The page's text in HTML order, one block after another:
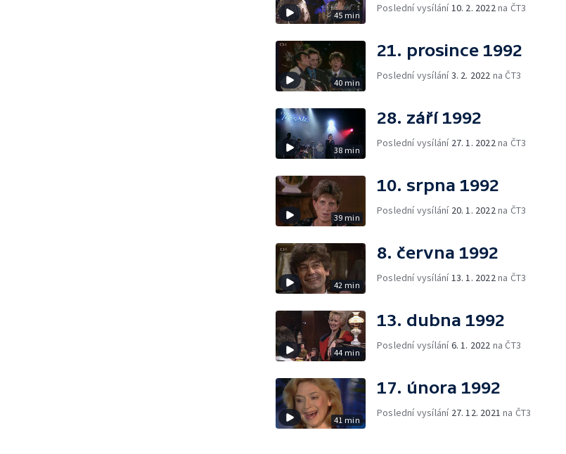
45 min
Poslední vysílání10. 2. 2022na ČT3
40 min
21. prosince 1992
Poslední vysílání3. 2. 2022 na ČT3
38 min
28. září 1992
Poslední vysílání 27. 1. 2022na ČT3
39 min
10. srpna 1992
Poslední vysílání 20. 1. 2022na ČT3
42 min
8. června 1992
Poslední vysílání13. 1. 2022na ČT3
44 min
13. dubna 1992
Poslední vysílání6. 1. 2022 na ČT3
41 min
17. února 1992
Poslední vysílání 27. 12. 2021 na ČT3